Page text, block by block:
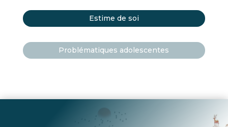
Estime de soi
Problématiques adolescentes